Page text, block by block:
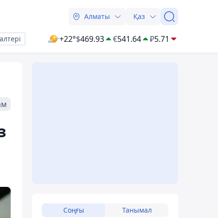
Алматы Қаз
+22°$469.93 €541.64 ₽5.71
Соңғы Танымал